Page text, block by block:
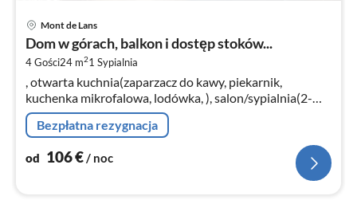
Mont de Lans
Dom w górach, balkon i dostęp stoków...
4 Gości24 m21 Sypialnia
, otwarta kuchnia(zaparzacz do kawy, piekarnik,
kuchenka mikrofalowa, lodówka, ), salon/sypialnia(2-
osobowa kanapa rozkładana, 2-osobowa kanapa
rozkładana, TV, stół jadalniany)
Bezpłatna rezygnacja
od 106€/ noc